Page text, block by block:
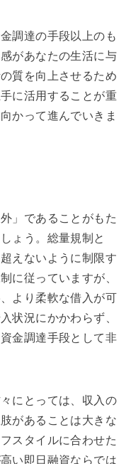
調達の手段以上のも
があなたの生活に与
質を向上させるため
に活用することが重
かって進んでいきま
」であることがもた
ょう。総量規制と
えないように制限す
に従っていますが、
より柔軟な借入が可
状況にかかわらず、
金調達手段として非
にとっては、収入の
があることは大きな
スタイルに合わせた
い即日融資ならでは